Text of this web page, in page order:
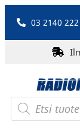
03 2140 222